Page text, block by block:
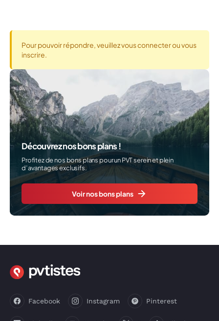
Pour pouvoir répondre, veuillez vous connecter ou vous
inscrire.
Découvrez nos bons plans !
Profitez de nos bons plans pour un PVT serein et plein
d’avantages exclusifs.
Voir nos bons plans
Facebook Instagram Pinterest